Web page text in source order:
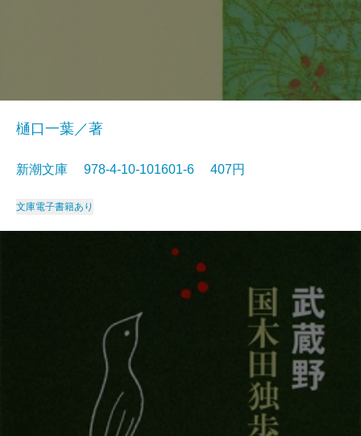
樋口一葉／著
新潮文庫 978-4-10-101601-6 407円
文庫電子書籍あり